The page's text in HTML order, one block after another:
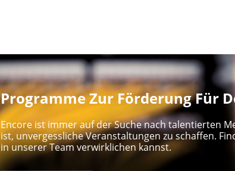
Programme Zur Förderung Für
Encore ist immer auf der Suche nach talentierten
ist, unvergessliche Veranstaltungen zu schaffen.
in unserer Team verwirklichen kannst.